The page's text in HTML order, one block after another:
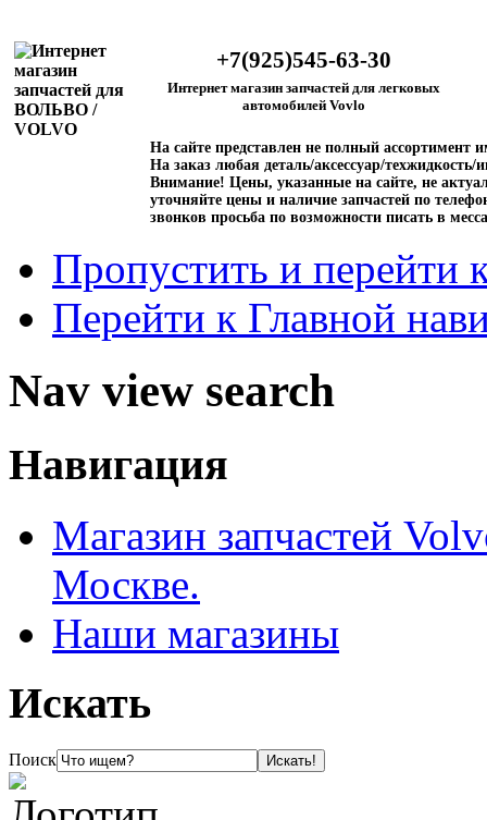
+7(925)545-63-30
Интернет магазин запчастей для легковых
автомобилей Vovlo
На сайте представлен не полный ассортимент
На заказ любая деталь/аксессуар/техжидкость/
Внимание! Цены, указанные на сайте, не
уточняйте цены и наличие запчастей по
звонков просьба по возможности писать в
Пропустить и перейти
Перейти к Главной
Nav view search
Навигация
Магазин запчастей
Москве.
Наши магазины
Искать
Поиск